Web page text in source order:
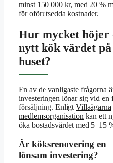
minst 150 000 kr, med 20 %
för oförutsedda kostnader.
Hur mycket höjer
nytt kök värdet på
huset?
En av de vanligaste frågorna
investeringen lönar sig vid en
försäljning. Enligt Villaägarna
medlemsorganisation kan ett
öka bostadsvärdet med 5–15
Är köksrenovering en
lönsam investering?